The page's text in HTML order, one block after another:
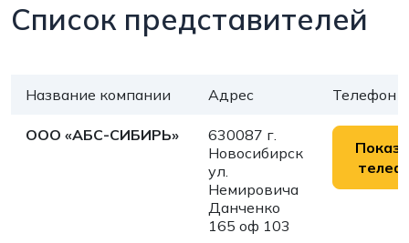
Список представителей
Название компании Адрес Телефон
ООО «АБС-СИБИРЬ»
630087 г.
Новосибирск
ул.
Немировича
Данченко
165 оф 103